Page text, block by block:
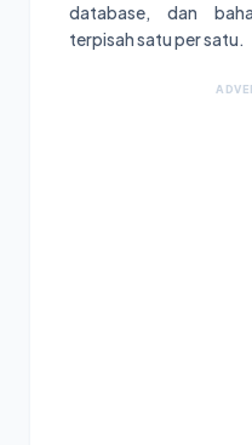
database, dan
terpisah satu per satu.